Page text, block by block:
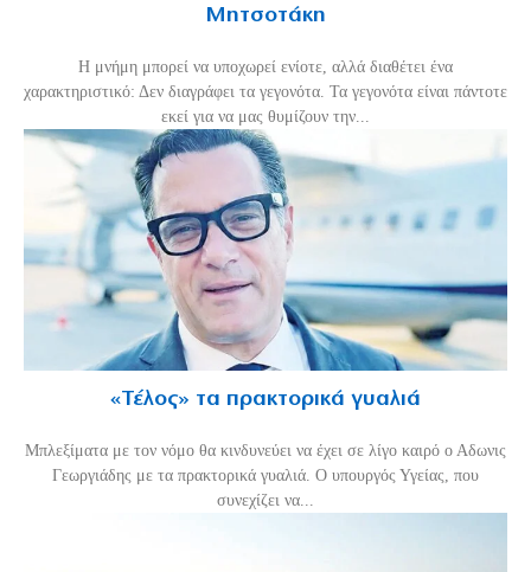
Μητσοτάκη
H μνήμη μπορεί να υποχωρεί ενίοτε, αλλά διαθέτει ένα
χαρακτηριστικό: Δεν διαγράφει τα γεγονότα. Τα γεγονότα είναι πάντοτε
εκεί για να μας θυμίζουν την...
«Τέλος» τα πρακτορικά γυαλιά
Μπλεξίματα με τον νόμο θα κινδυνεύει να έχει σε λίγο καιρό ο Αδωνις
Γεωργιάδης με τα πρακτορικά γυαλιά. Ο υπουργός Υγείας, που
συνεχίζει να...